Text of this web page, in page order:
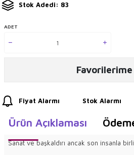
Stok Adedi: 83
ADET
Favorilerime
Fiyat Alarmı Stok Alarmı
Ürün Açıklaması
Sanat ve başkaldırı ancak son insanla